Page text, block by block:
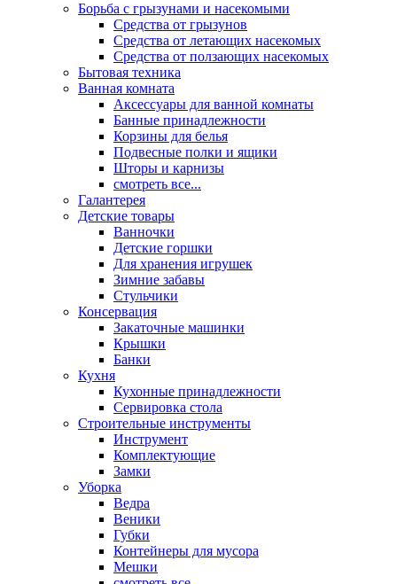
Борьба с грызунами и насекомыми
Средства от грызунов
Средства от летающих насекомых
Средства от ползающих насекомых
Бытовая техника
Ванная комната
Аксессуары для ванной комнаты
Банные принадлежности
Корзины для белья
Подвесные полки и ящики
Шторы и карнизы
смотреть все...
Галантерея
Детские товары
Ванночки
Детские горшки
Для хранения игрушек
Зимние забавы
Стульчики
Консервация
Закаточные машинки
Крышки
Банки
Кухня
Кухонные принадлежности
Сервировка стола
Строительные инструменты
Инструмент
Комплектующие
Замки
Уборка
Ведра
Веники
Губки
Контейнеры для мусора
Мешки